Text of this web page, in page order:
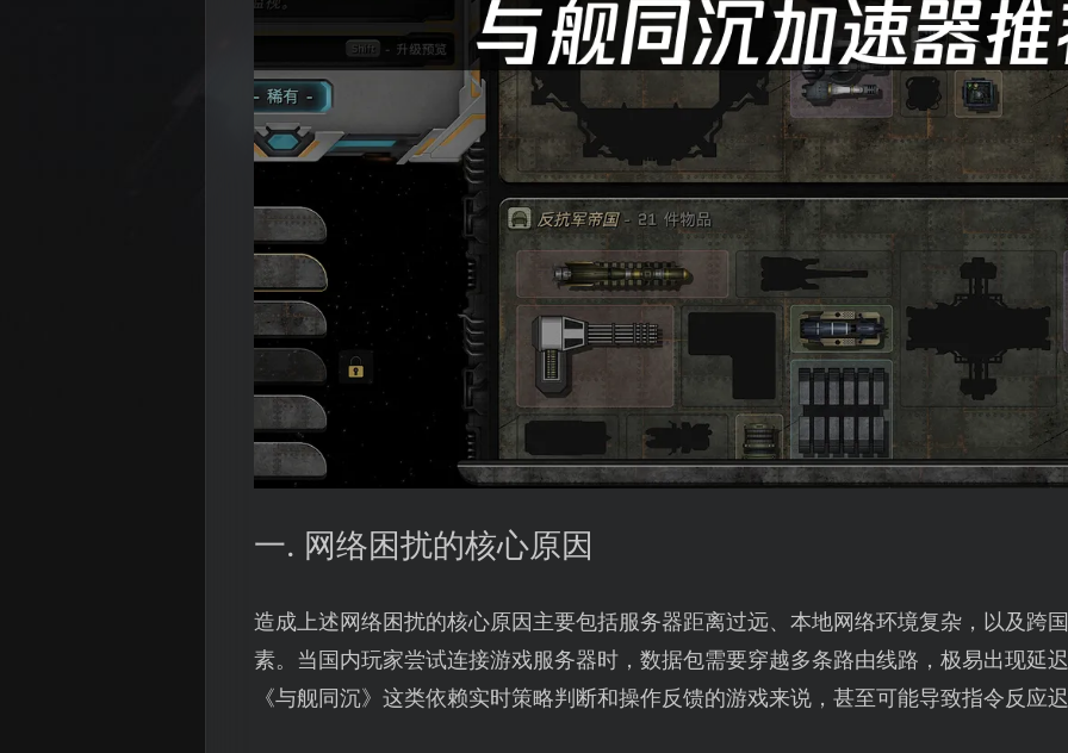
一. 网络困扰的核心原因
造成上述网络困扰的核心原因主要包括服务器距离过远、本地网络环境复杂，以及跨
素。当国内玩家尝试连接游戏服务器时，数据包需要穿越多条路由线路，极易出现延
《与舰同沉》这类依赖实时策略判断和操作反馈的游戏来说，甚至可能导致指令反应